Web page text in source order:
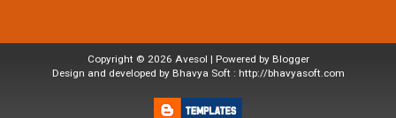
Copyright © 2026 Avesol | Powered by Blogger
Design and developed by Bhavya Soft : http://bhavyasoft.com